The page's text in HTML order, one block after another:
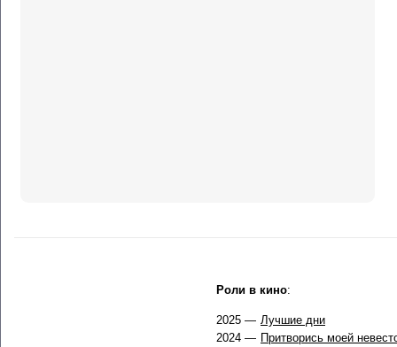
Роли в кино:
2025 — Лучшие дни
2024 — Притворись моей